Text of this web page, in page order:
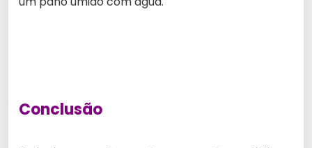
Conclusão